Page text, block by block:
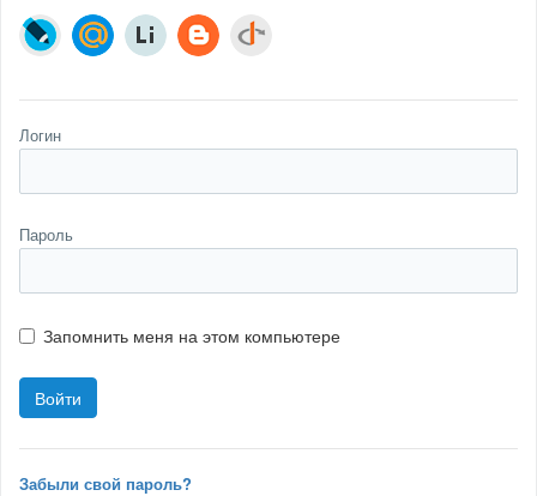
Логин
Пароль
Запомнить меня на этом компьютере
Забыли свой пароль?